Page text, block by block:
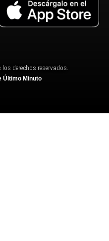
derechos reservados.
Último Minuto